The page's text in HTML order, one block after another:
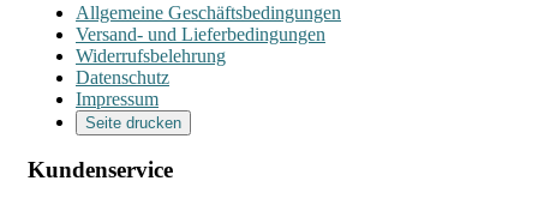
Allgemeine Geschäftsbedingungen
Versand- und Lieferbedingungen
Widerrufsbelehrung
Datenschutz
Impressum
Seite drucken
Kundenservice